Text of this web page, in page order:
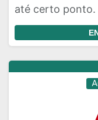
até certo ponto.